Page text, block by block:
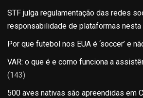
STF julga regulamentação das redes
responsabilidade de plataformas nesta
Por que futebol nos EUA é ‘soccer’ e
VAR: o que é e como funciona a
(143)
500 aves nativas são apreendidas em